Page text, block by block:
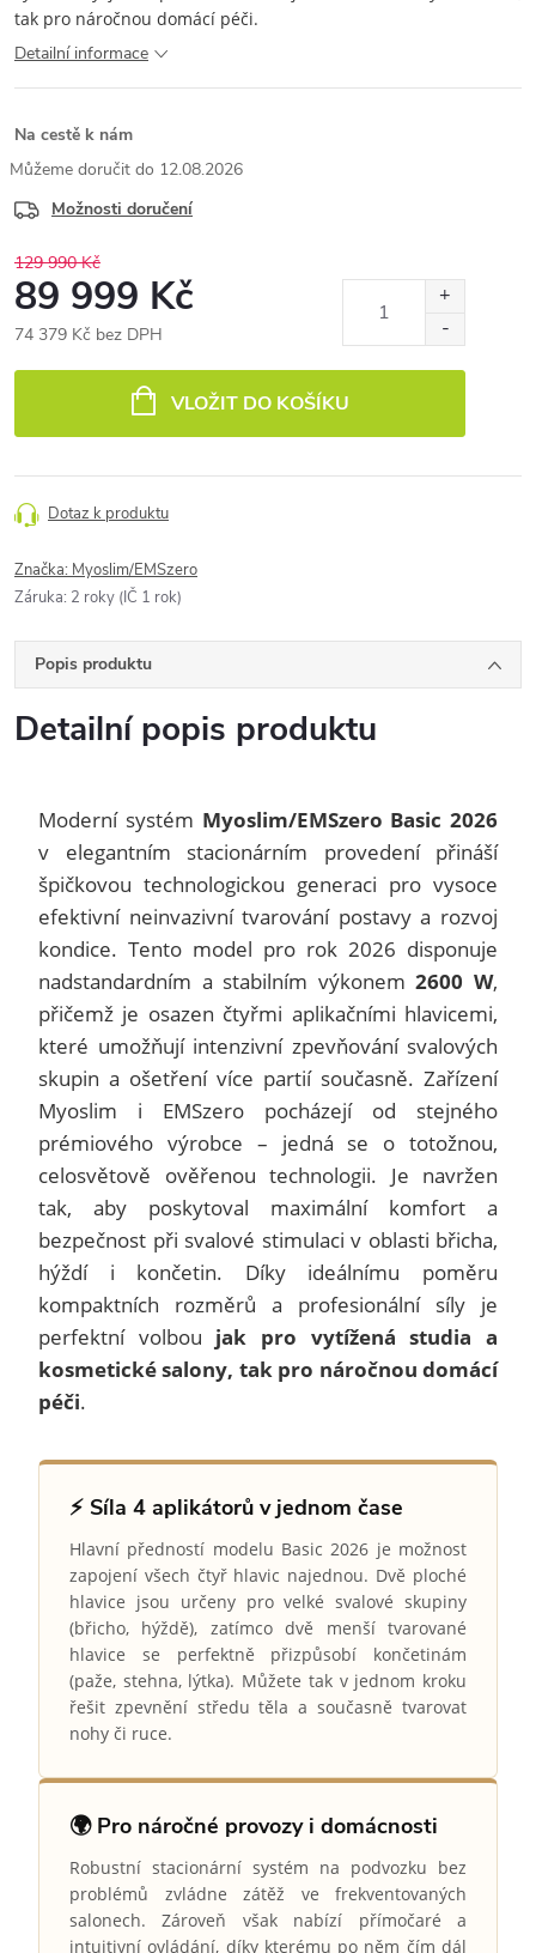
tak pro náročnou domácí péči.
Detailní informace
Na cestě k nám
12.08.2026
Možnosti doručení
129 990 Kč
89 999 Kč
74 379 Kč bez DPH
VLOŽIT DO KOŠÍKU
Dotaz k produktu
Značka: Myoslim/EMSzero
Záruka: 2 roky (IČ 1 rok)
Popis produktu
Detailní popis produktu
Moderní systém Myoslim/EMSzero Basic 2026
v elegantním stacionárním provedení přináší
špičkovou technologickou generaci pro vysoce
efektivní neinvazivní tvarování postavy a rozvoj
kondice. Tento model pro rok 2026 disponuje
nadstandardním a stabilním výkonem2600 W,
přičemž je osazen čtyřmi aplikačními hlavicemi,
které umožňují intenzivní zpevňování svalových
skupin a ošetření více partií současně. Zařízení
Myoslim i EMSzero pocházejí od stejného
prémiového výrobce – jedná se o totožnou,
celosvětově ověřenou technologii. Je navržen
tak, aby poskytoval maximální komfort a
bezpečnost při svalové stimulaci v oblasti břicha,
hýždí i končetin. Díky ideálnímu poměru
kompaktních rozměrů a profesionální síly je
perfektní volbou jak pro vytížená studia a
kosmetické salony, tak pro náročnou domácí
péči.
⚡ Síla 4 aplikátorů v jednom čase
Hlavní předností modelu Basic 2026 je možnost
zapojení všech čtyř hlavic najednou. Dvě ploché
hlavice jsou určeny pro velké svalové skupiny
(břicho, hýždě), zatímco dvě menší tvarované
hlavice se perfektně přizpůsobí končetinám
(paže, stehna, lýtka). Můžete tak v jednom kroku
řešit zpevnění středu těla a současně tvarovat
nohy či ruce.
🌍 Pro náročné provozy i domácnosti
Robustní stacionární systém na podvozku bez
problémů zvládne zátěž ve frekventovaných
salonech. Zároveň však nabízí přímočaré a
intuitivní ovládání, díky kterému po něm čím dál